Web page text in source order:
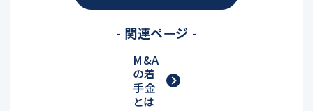
- 関連ページ -
M&A
の着
手金
とは